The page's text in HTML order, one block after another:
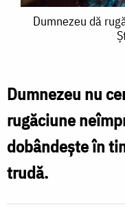
Dumnezeu
celui
ce
se
roagă
Dumnezeu dă
Dumnezeu nu
rugăciune
dobândește în
trudă.